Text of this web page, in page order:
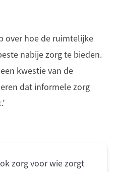
over hoe de ruimtelijke
nabije zorg te bieden.
kwestie van de
dat informele zorg
zorg voor wie zorgt